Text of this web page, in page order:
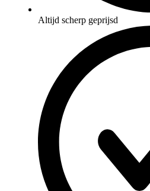
Altijd scherp geprijsd